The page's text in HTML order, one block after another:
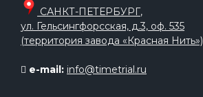
САНКТ-ПЕТЕРБУРГ,
ул. Гельсингфорсская, д.3, оф. 535
(территория завода «Красная Нить»)
e-mail: info@timetrial.ru